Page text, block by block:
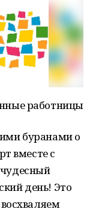
работницы
буранами о
вместе с
день! Это